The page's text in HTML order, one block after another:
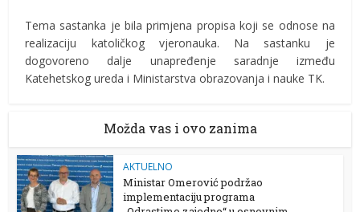
Tema sastanka je bila primjena propisa koji se odnose na
realizaciju katoličkog vjeronauka. Na sastanku je
dogovoreno dalje unapređenje saradnje između
Katehetskog ureda i Ministarstva obrazovanja i nauke TK.
Možda vas i ovo zanima
AKTUELNO
Ministar Omerović podržao
implementaciju programa